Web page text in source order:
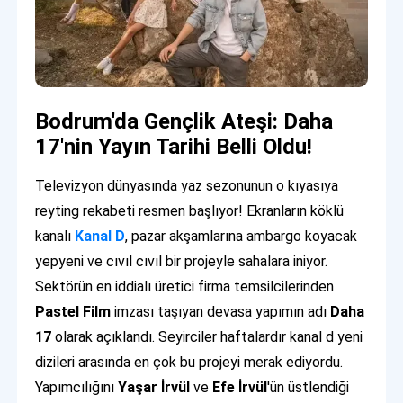
Bodrum'da Gençlik Ateşi: Daha
17'nin Yayın Tarihi Belli Oldu!
Televizyon dünyasında yaz sezonunun o kıyasıya
reyting rekabeti resmen başlıyor! Ekranların köklü
kanalı Kanal D, pazar akşamlarına ambargo koyacak
yepyeni ve cıvıl cıvıl bir projeyle sahalara iniyor.
Sektörün en iddialı üretici firma temsilcilerinden
Pastel Film imzası taşıyan devasa yapımın adı Daha
17 olarak açıklandı. Seyirciler haftalardır kanal d yeni
dizileri arasında en çok bu projeyi merak ediyordu.
YapımcılığınıYaşar İrvül ve Efe İrvül'ün üstlendiği